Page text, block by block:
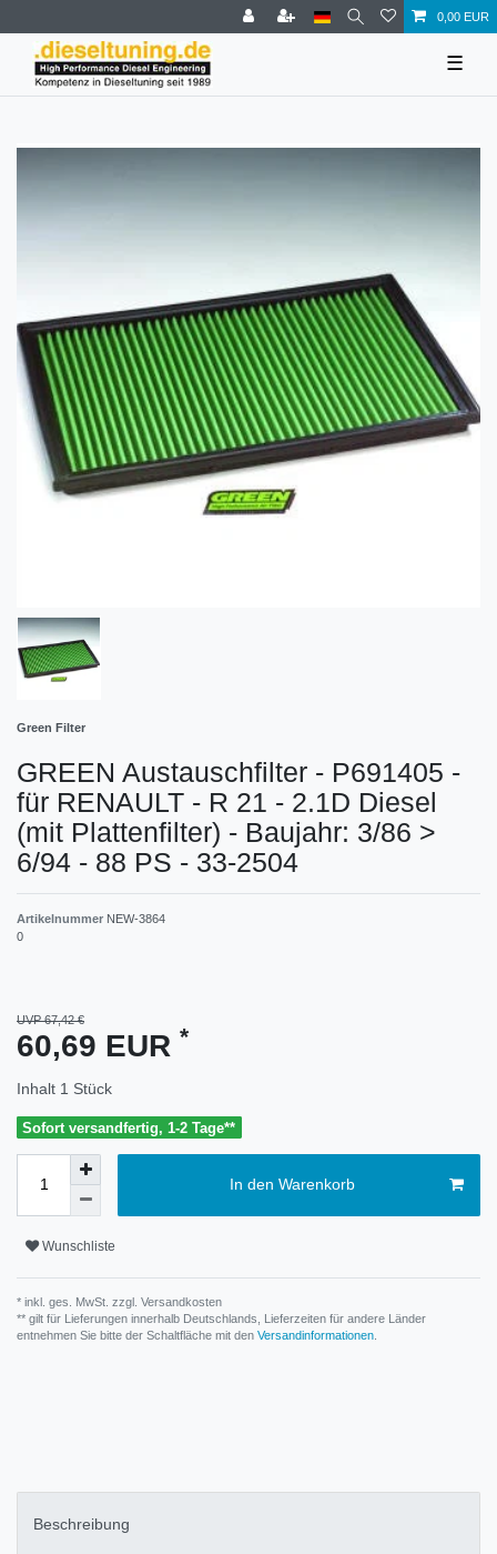
0,00 EUR
☰
Green Filter
GREEN Austauschfilter - P691405 -
für RENAULT - R 21 - 2.1D Diesel
(mit Plattenfilter) - Baujahr: 3/86 >
6/94 - 88 PS - 33-2504
Artikelnummer NEW-3864
0
UVP 67,42 €
60,69 EUR *
Inhalt 1 Stück
Sofort versandfertig, 1-2 Tage**
In den Warenkorb
Wunschliste
* inkl. ges. MwSt. zzgl. Versandkosten
** gilt für Lieferungen innerhalb Deutschlands, Lieferzeiten für andere Länder
entnehmen Sie bitte der Schaltfläche mit den Versandinformationen
Beschreibung